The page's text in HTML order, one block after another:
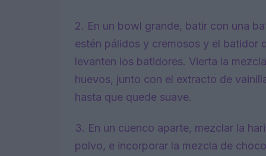
2. En un bowl grande, batir con una
estén pálidos y cremosos y el batidor
levanten los batidores. Vierta la
huevos, junto con el extracto de
hasta que quede suave.
3. En un cuenco aparte, mezclar la
polvo, e incorporar la mezcla de